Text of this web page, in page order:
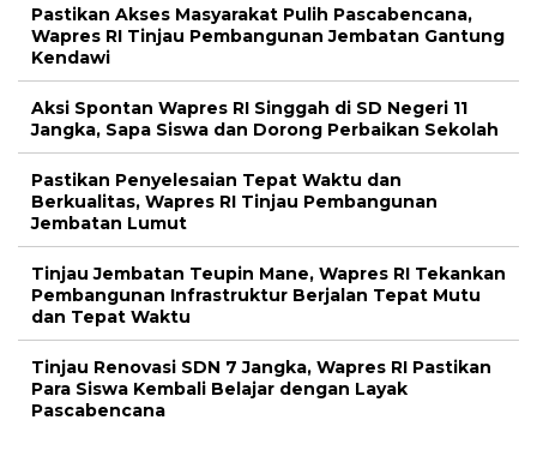
Pastikan Akses Masyarakat Pulih Pascabencana,
Wapres RI Tinjau Pembangunan Jembatan Gantung
Kendawi
Aksi Spontan Wapres RI Singgah di SD Negeri 11
Jangka, Sapa Siswa dan Dorong Perbaikan Sekolah
Pastikan Penyelesaian Tepat Waktu dan
Berkualitas, Wapres RI Tinjau Pembangunan
Jembatan Lumut
Tinjau Jembatan Teupin Mane, Wapres RI Tekankan
Pembangunan Infrastruktur Berjalan Tepat Mutu
dan Tepat Waktu
Tinjau Renovasi SDN 7 Jangka, Wapres RI Pastikan
Para Siswa Kembali Belajar dengan Layak
Pascabencana